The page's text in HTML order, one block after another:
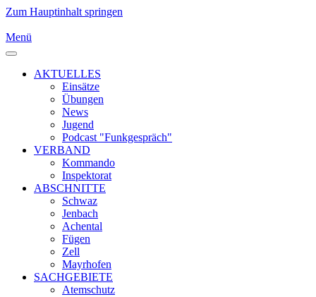
Zum Hauptinhalt springen
Menü
AKTUELLES
Einsätze
Übungen
News
Jugend
Podcast "Funkgespräch"
VERBAND
Kommando
Inspektorat
ABSCHNITTE
Schwaz
Jenbach
Achental
Fügen
Zell
Mayrhofen
SACHGEBIETE
Atemschutz